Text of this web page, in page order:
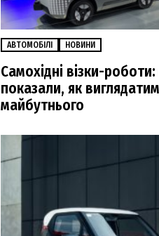
АВТОМОБІЛІ НОВИНИ
Самохідні візки-роботи:
показали, як
майбутнього